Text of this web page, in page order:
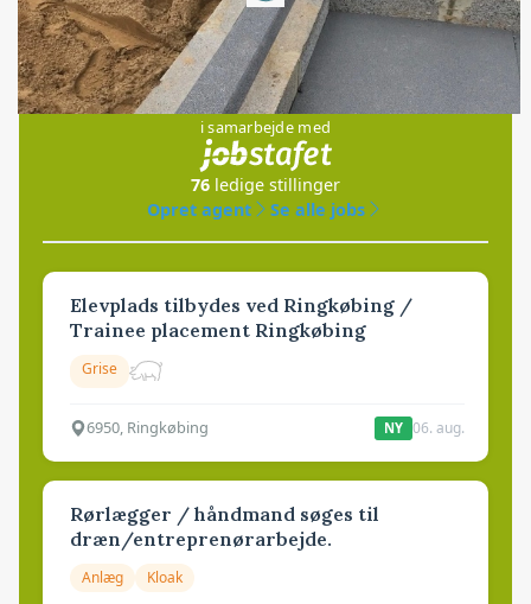
Jobs
i samarbejde med
76 ledige stillinger
Opret agent
Se alle jobs
Elevplads tilbydes ved Ringkøbing /
Trainee placement Ringkøbing
Grise
6950, Ringkøbing NY 06. aug.
Rørlægger / håndmand søges til
dræn/entreprenørarbejde.
Anlæg Kloak